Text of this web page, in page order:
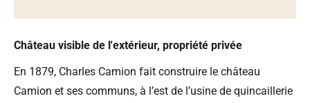
Château visible de l'extérieur, propriété privée
En 1879, Charles Camion fait construire le château
Camion et ses communs, à l’est de l’usine de quincaillerie